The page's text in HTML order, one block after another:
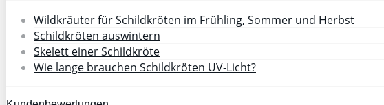
Wildkräuter für Schildkröten im Frühling, Sommer und Herbst
Schildkröten auswintern
Skelett einer Schildkröte
Wie lange brauchen Schildkröten UV-Licht?